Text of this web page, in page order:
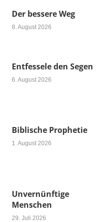
Der bessere Weg
8. August 2026
Entfessele den Segen
6. August 2026
Biblische Prophetie
1. August 2026
Unvernünftige
Menschen
29. Juli 2026